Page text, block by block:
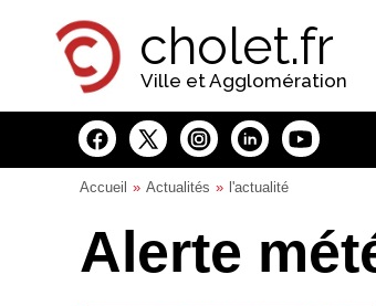
cholet.fr
Ville et Agglomération
Accueil Actualités l'actualité
Alerte